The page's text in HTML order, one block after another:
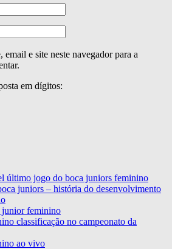
email e site neste navegador para a
em dígitos:
último jogo do boca juniors feminino
juniors – história do desenvolvimento
junior feminino
classificação no campeonato da
ao vivo